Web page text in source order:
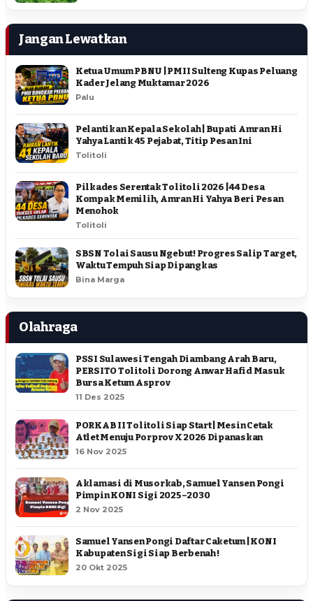
Jangan Lewatkan
Ketua Umum PBNU | PMII Sulteng Kupas Peluang
Kader Jelang Muktamar 2026
Palu
Pelantikan Kepala Sekolah | Bupati Amran Hi
Yahya Lantik 45 Pejabat, Titip Pesan Ini
Tolitoli
Pilkades Serentak Tolitoli 2026 | 44 Desa
Kompak Memilih, Amran Hi Yahya Beri Pesan
Menohok
Tolitoli
SBSN Tolai Sausu Ngebut! Progres Salip Target,
Waktu Tempuh Siap Dipangkas
Bina Marga
Olahraga
PSSI Sulawesi Tengah Diambang Arah Baru,
PERSITO Tolitoli Dorong Anwar Hafid Masuk
Bursa Ketum Asprov
11 Des 2025
PORKAB II Tolitoli Siap Start | Mesin Cetak
Atlet Menuju Porprov X 2026 Dipanaskan
16 Nov 2025
Aklamasi di Musorkab, Samuel Yansen Pongi
Pimpin KONI Sigi 2025–2030
2 Nov 2025
Samuel Yansen Pongi Daftar Caketum | KONI
Kabupaten Sigi Siap Berbenah !
20 Okt 2025